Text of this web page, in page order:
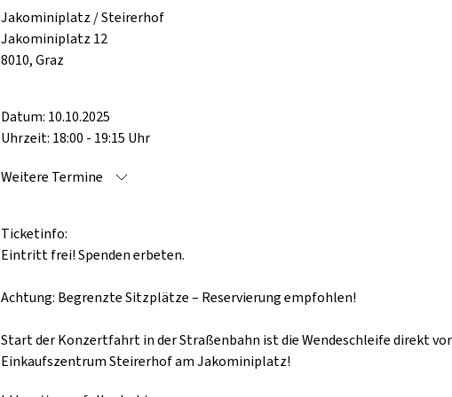
Jakominiplatz / Steirerhof
Jakominiplatz 12
8010, Graz
Datum: 10.10.2025
Uhrzeit: 18:00 - 19:15 Uhr
Weitere Termine
Ticketinfo:
Eintritt frei! Spenden erbeten.
Achtung: Begrenzte Sitzplätze – Reservierung empfohlen!
Start der Konzertfahrt in der Straßenbahn ist die Wendeschleife direkt
Einkaufszentrum Steirerhof am Jakominiplatz!